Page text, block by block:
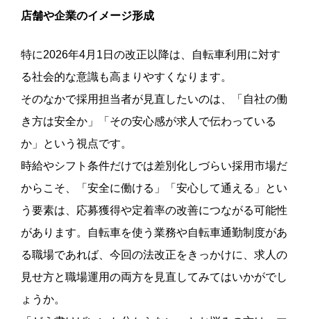
店舗や企業のイメージ形成
特に2026年4月1日の改正以降は、自転車利用に対す
る社会的な意識も高まりやすくなります。
そのなかで採用担当者が見直したいのは、「自社の働
き方は安全か」「その安心感が求人で伝わっている
か」という視点です。
時給やシフト条件だけでは差別化しづらい採用市場だ
からこそ、「安全に働ける」「安心して通える」とい
う要素は、応募獲得や定着率の改善につながる可能性
があります。自転車を使う業務や自転車通勤制度があ
る職場であれば、今回の法改正をきっかけに、求人の
見せ方と職場運用の両方を見直してみてはいかがでし
ょうか。